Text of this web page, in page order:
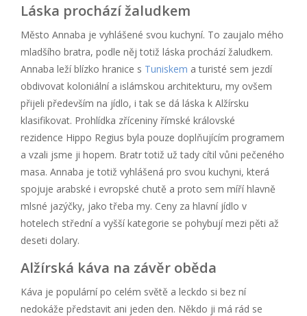
Láska prochází žaludkem
Město Annaba je vyhlášené svou kuchyní. To zaujalo mého
mladšího bratra, podle něj totiž láska prochází žaludkem.
Annaba leží blízko hranice s Tuniskem a turisté sem jezdí
obdivovat koloniální a islámskou architekturu, my ovšem
přijeli především na jídlo, i tak se dá láska k Alžírsku
klasifikovat. Prohlídka zříceniny římské královské
rezidence Hippo Regius byla pouze doplňujícím programem
a vzali jsme ji hopem. Bratr totiž už tady cítil vůni pečeného
masa. Annaba je totiž vyhlášená pro svou kuchyni, která
spojuje arabské i evropské chutě a proto sem míří hlavně
mlsné jazýčky, jako třeba my. Ceny za hlavní jídlo v
hotelech střední a vyšší kategorie se pohybují mezi pěti až
deseti dolary.
Alžírská káva na závěr oběda
Káva je populární po celém světě a leckdo si bez ní
nedokáže představit ani jeden den. Někdo ji má rád se